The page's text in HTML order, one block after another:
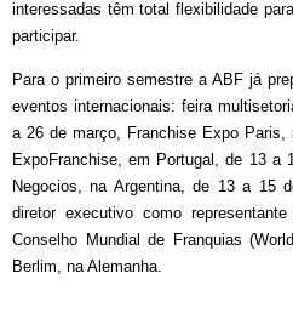
interessadas têm total flexibilidade
participar.
Para o primeiro semestre a ABF já
eventos internacionais: feira
a 26 de março, Franchise Expo
ExpoFranchise, em Portugal, de 13 a
Negocios, na Argentina, de 13 a 15
diretor executivo como
Conselho Mundial de Franquias
Berlim, na Alemanha.